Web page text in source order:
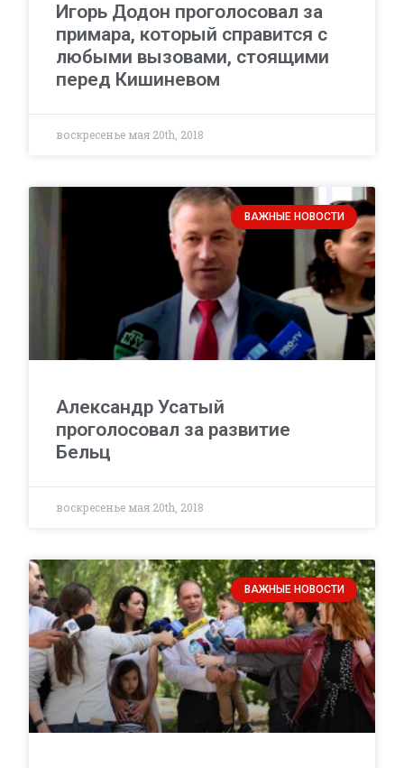
Игорь Додон проголосовал за
примара, который справится с
любыми вызовами, стоящими
перед Кишиневом
воскресенье мая 20th, 2018
ВАЖНЫЕ НОВОСТИ
Александр Усатый
проголосовал за развитие
Бельц
воскресенье мая 20th, 2018
ВАЖНЫЕ НОВОСТИ